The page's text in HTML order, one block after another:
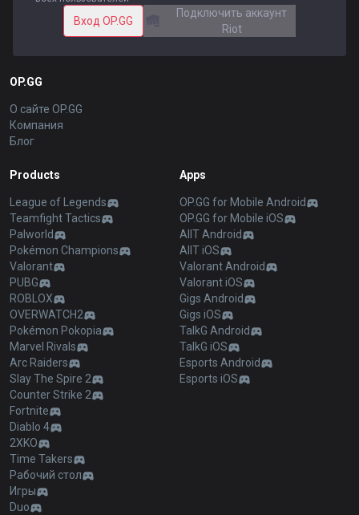
Вход OP.GG
Подключить аккаунт
Riot
OP.GG
О сайте OP.GG
Компания
Блог
Products
League of Legends
Teamfight Tactics
Palworld
Pokémon Champions
Valorant
PUBG
ROBLOX
OVERWATCH2
Pokémon Pokopia
Marvel Rivals
Arc Raiders
Slay The Spire 2
Counter Strike 2
Fortnite
Diablo 4
2XKO
Time Takers
Рабочий стол
Игры
Duo
Apps
OP.GG for Mobile Android
OP.GG for Mobile iOS
AllT Android
AllT iOS
Valorant Android
Valorant iOS
Gigs Android
Gigs iOS
TalkG Android
TalkG iOS
Esports Android
Esports iOS